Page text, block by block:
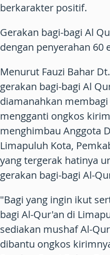
berkarakter positif.
Gerakan bagi-bagi Al
dengan penyerahan 60
Menurut Fauzi Bahar
gerakan bagi-bagi Al
diamanahkan
mengganti ongkos
menghimbau Anggota
Limapuluh Kota,
yang tergerak hatinya
gerakan bagi-bagi Al-
"Bagi yang ingin ikut
bagi Al-Qur'an di
sediakan mushaf Al-
dibantu ongkos